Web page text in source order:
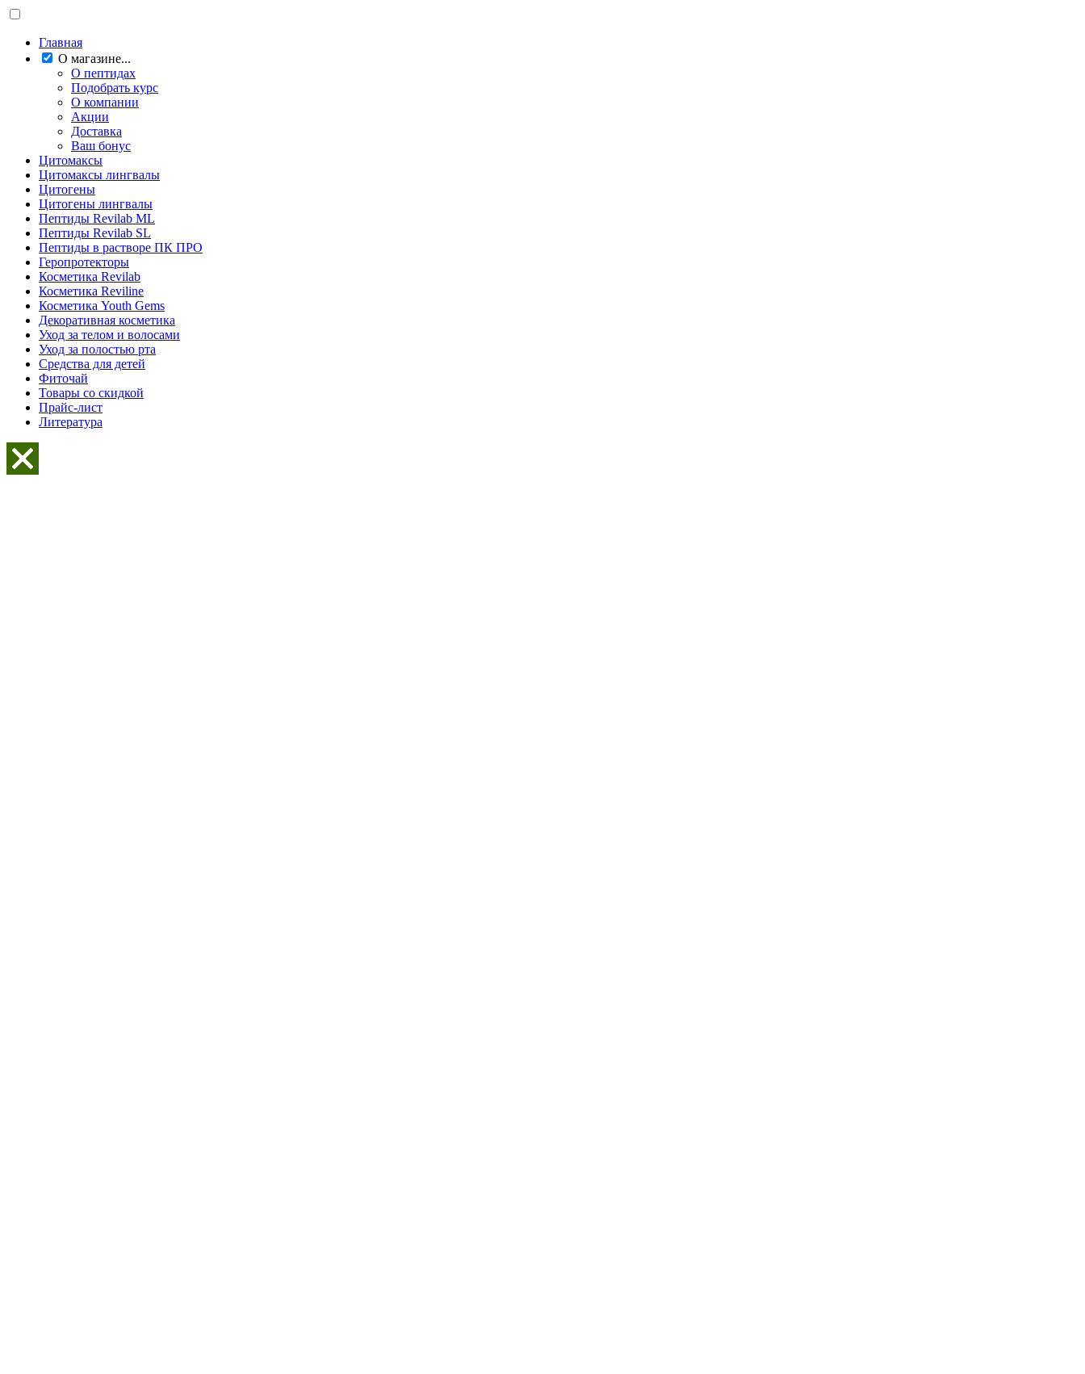
Главная
О магазине...
О пептидах
Подобрать курс
О компании
Акции
Доставка
Ваш бонус
Цитомаксы
Цитомаксы лингвалы
Цитогены
Цитогены лингвалы
Пептиды Revilab ML
Пептиды Revilab SL
Пептиды в растворе ПК ПРО
Геропротекторы
Косметика Revilab
Косметика Reviline
Косметика Youth Gems
Декоративная косметика
Уход за телом и волосами
Уход за полостью рта
Средства для детей
Фиточай
Товары со скидкой
Прайс-лист
Литература